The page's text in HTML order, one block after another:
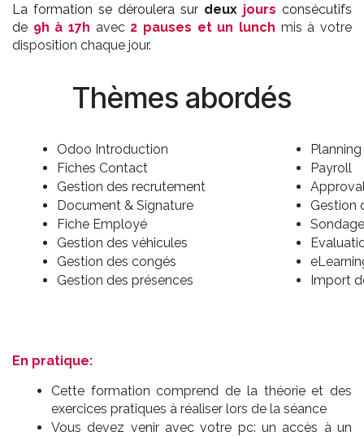
La formation se déroulera sur deux jours consécutifs
de 9h à 17h avec 2 pauses et un lunch mis à votre
disposition chaque jour.
Thèmes abordés
Odoo Introduction
Fiches Contact
Gestion des recrutement
Document & Signature
Fiche Employé
Gestion des véhicules
Gestion des congés
Gestion des présences
Planning
Payroll
Gestion
Import
En pratique:
Cette formation comprend de la théorie et des
exercices pratiques à réaliser lors de la séance
Vous devez venir avec votre pc: un accès à un